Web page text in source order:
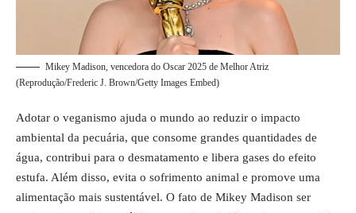
Mikey Madison, vencedora do Oscar 2025 de Melhor Atriz
(Reprodução/Frederic J. Brown/Getty Images Embed)
Adotar o veganismo ajuda o mundo ao reduzir o impacto
ambiental da pecuária, que consome grandes quantidades de
água, contribui para o desmatamento e libera gases do efeito
estufa. Além disso, evita o sofrimento animal e promove uma
alimentação mais sustentável. O fato de Mikey Madison ser